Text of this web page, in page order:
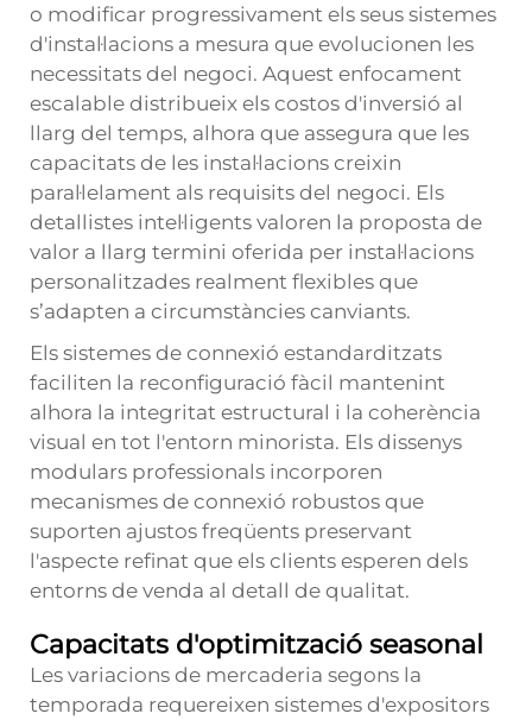
o modificar progressivament els seus sistemes
d'instal·lacions a mesura que evolucionen les
necessitats del negoci. Aquest enfocament
escalable distribueix els costos d'inversió al
llarg del temps, alhora que assegura que les
capacitats de les instal·lacions creixin
paral·lelament als requisits del negoci. Els
detallistes intel·ligents valoren la proposta de
valor a llarg termini oferida per instal·lacions
personalitzades realment flexibles que
s’adapten a circumstàncies canviants.
Els sistemes de connexió estandarditzats
faciliten la reconfiguració fàcil mantenint
alhora la integritat estructural i la coherència
visual en tot l'entorn minorista. Els dissenys
modulars professionals incorporen
mecanismes de connexió robustos que
suporten ajustos freqüents preservant
l'aspecte refinat que els clients esperen dels
entorns de venda al detall de qualitat.
Capacitats d'optimització seasonal
Les variacions de mercaderia segons la
temporada requereixen sistemes d'expositors